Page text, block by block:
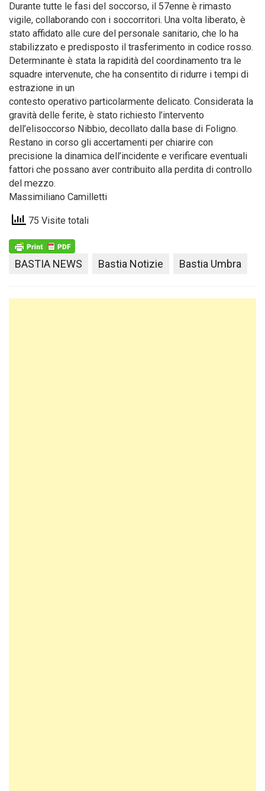
Durante tutte le fasi del soccorso, il 57enne è rimasto
vigile, collaborando con i soccorritori. Una volta liberato, è
stato affidato alle cure del personale sanitario, che lo ha
stabilizzato e predisposto il trasferimento in codice rosso.
Determinante è stata la rapidità del coordinamento tra le
squadre intervenute, che ha consentito di ridurre i tempi di
estrazione in un
contesto operativo particolarmente delicato. Considerata la
gravità delle ferite, è stato richiesto l’intervento
dell’elisoccorso Nibbio, decollato dalla base di Foligno.
Restano in corso gli accertamenti per chiarire con
precisione la dinamica dell’incidente e verificare eventuali
fattori che possano aver contribuito alla perdita di controllo
del mezzo.
Massimiliano Camilletti
75 Visite totali
BASTIA NEWS Bastia Notizie Bastia Umbra